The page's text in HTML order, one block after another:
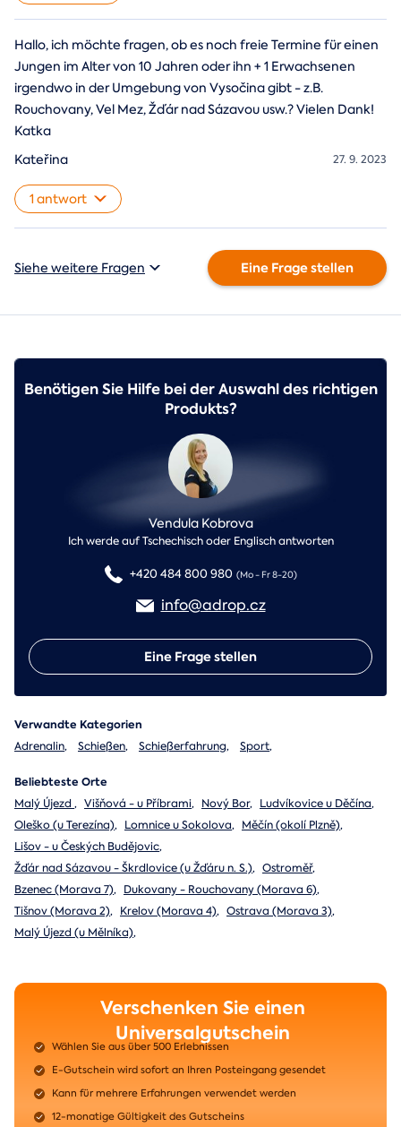
Hallo, ich möchte fragen, ob es noch freie Termine für einen
Jungen im Alter von 10 Jahren oder ihn + 1 Erwachsenen
irgendwo in der Umgebung von Vysočina gibt - z.B.
Rouchovany, Vel Mez, Žďár nad Sázavou usw.? Vielen Dank!
Katka
27. 9. 2023
Kateřina
1 antwort
Siehe weitere Fragen Eine Frage stellen
Benötigen Sie Hilfe bei der Auswahl des richtigen
Produkts?
Vendula Kobrova
Ich werde auf Tschechisch oder Englisch antworten
+420 484 800 980 (Mo - Fr 8-20)
info@adrop.cz
Eine Frage stellen
Verwandte Kategorien
Adrenalin, Schießen, Schießerfahrung, Sport,
Beliebteste Orte
Malý Újezd, Višňová - u Příbrami, Nový Bor, Ludvíkovice u Děčína,
Oleško (u Terezína), Lomnice u Sokolova, Měčín (okolí Plzně),
Lišov - u Českých Budějovic,
Žďár nad Sázavou - Škrdlovice (u Žďáru n. S.), Ostroměř,
Bzenec (Morava 7), Dukovany - Rouchovany (Morava 6),
Tišnov (Morava 2), Krelov (Morava 4), Ostrava (Morava 3),
Malý Újezd (u Mělníka),
Verschenken Sie einen
Universalgutschein
Wählen Sie aus über 500 Erlebnissen
E-Gutschein wird sofort an Ihren Posteingang gesendet
Kann für mehrere Erfahrungen verwendet werden
12-monatige Gültigkeit des Gutscheins